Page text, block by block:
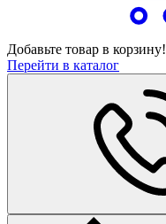
Добавьте товар в корзину!
Перейти в каталог